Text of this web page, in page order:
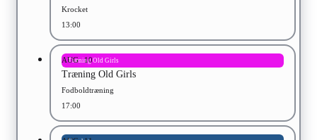
Krocket
13:00
Træning Old Girls
AUG 10
Træning Old Girls
Fodboldtræning
17:00